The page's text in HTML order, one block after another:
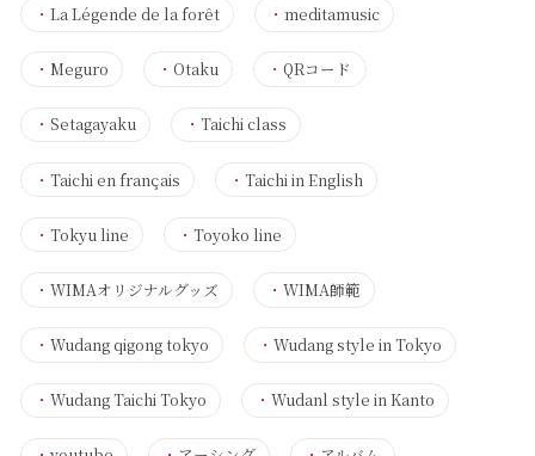
・ La Légende de la forêt ・ meditamusic
・ Meguro ・ Otaku ・QRコード
・ Setagayaku ・Taichi class
・ Taichi en français ・Taichi in English
・ Tokyu line ・Toyoko line
・ WIMAオリジナルグッズ ・WIMA師範
・ Wudang qigong tokyo ・Wudang style in Tokyo
・ Wudang Taichi Tokyo ・Wudanl style in Kanto